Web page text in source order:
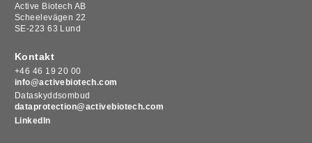
Active Biotech AB
Scheelevägen 22
SE-223 63 Lund
Kontakt
+46 46 19 20 00
info@activebiotech.com
Dataskyddsombud
dataprotection@activebiotech.com
LinkedIn
We use cookies on our website to give you the most relevant
visits. By clicking “Accept All”, you consent to the use of ALL
the cookies, by clicking "Deny All", you reject ALL the cookies.
However, you may visit "Cookie Settings" to provide a
controlled consent.
Cookie-inställningar Avvisa alla Acceptera alla